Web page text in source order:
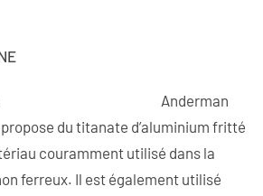
Anderman
du titanate d’aluminium fritté
couramment utilisé dans la
ferreux. Il est également utilisé